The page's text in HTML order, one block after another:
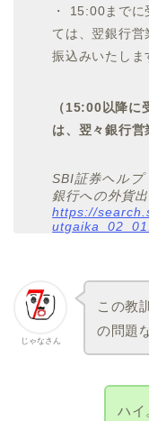
・ 15:00まで
ては、翌銀行営
振込みいたしま
（15:00以降に
は、翌々銀行営
SBI証券ヘル
銀行への外貨出
https://
じゃなさん
この教
の問題
ハイ